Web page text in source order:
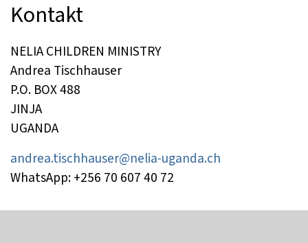
Kontakt
NELIA CHILDREN MINISTRY
Andrea Tischhauser
P.O. BOX 488
JINJA
UGANDA
andrea.tischhauser@nelia-uganda.ch
WhatsApp: +256 70 607 40 72